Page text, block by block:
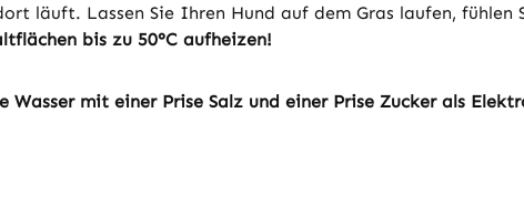
läuft. Lassen Sie Ihren Hund auf dem Gras laufen,
bis zu 50°C aufheizen!
Wasser mit einer Prise Salz und einer Prise Zucker als